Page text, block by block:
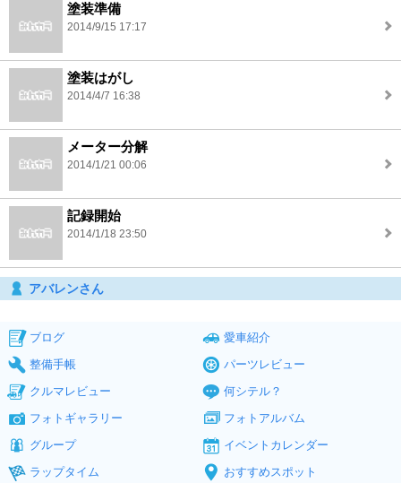
塗装準備
2014/9/15 17:17
塗装はがし
2014/4/7 16:38
メーター分解
2014/1/21 00:06
記録開始
2014/1/18 23:50
アバレンさん
ブログ
愛車紹介
整備手帳
パーツレビュー
クルマレビュー
何シテル？
フォトギャラリー
フォトアルバム
グループ
イベントカレンダー
ラップタイム
おすすめスポット